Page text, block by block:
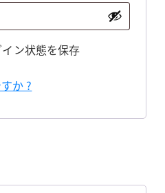
イン状態を保存
か ?